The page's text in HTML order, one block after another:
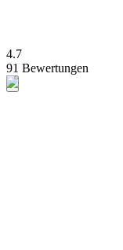
4.7
91 Bewertungen